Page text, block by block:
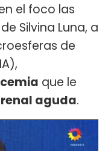
el foco las
Silvina Luna, a
de
que le
aguda.